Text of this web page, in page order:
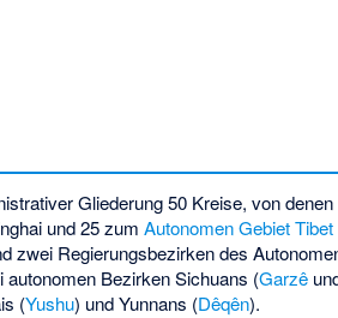
Gliederung 50 Kreise, von denen
und 25 zumAutonomen Gebiet Tibet
zwei Regierungsbezirken des
autonomen Bezirken Sichuans (Garzê
(Yushu) und Yunnans (Dêqên).